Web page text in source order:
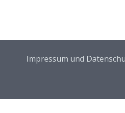
Impressum und